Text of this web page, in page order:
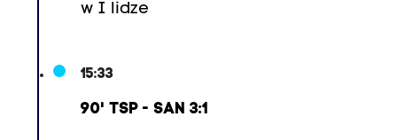
w I lidze
15:33
90' TSP - SAN 3:1